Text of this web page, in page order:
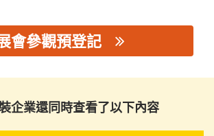
會參觀預登記
企業還同時查看了以下內容